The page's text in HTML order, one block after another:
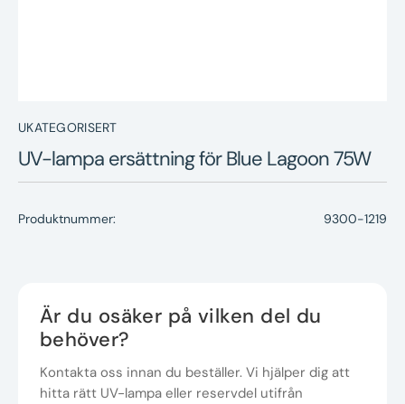
UKATEGORISERT
UV-lampa ersättning för Blue Lagoon 75W
Produktnummer: 9300-1219
Är du osäker på vilken del du
behöver?
Kontakta oss innan du beställer. Vi hjälper dig att
hitta rätt UV-lampa eller reservdel utifrån